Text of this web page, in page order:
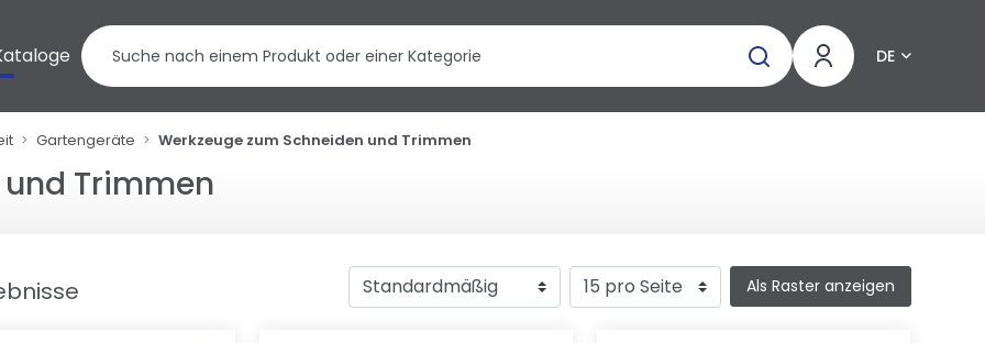
DE
Gartengeräte Werkzeuge zum Schneiden und Trimmen
Trimmen
Als Raster anzeigen